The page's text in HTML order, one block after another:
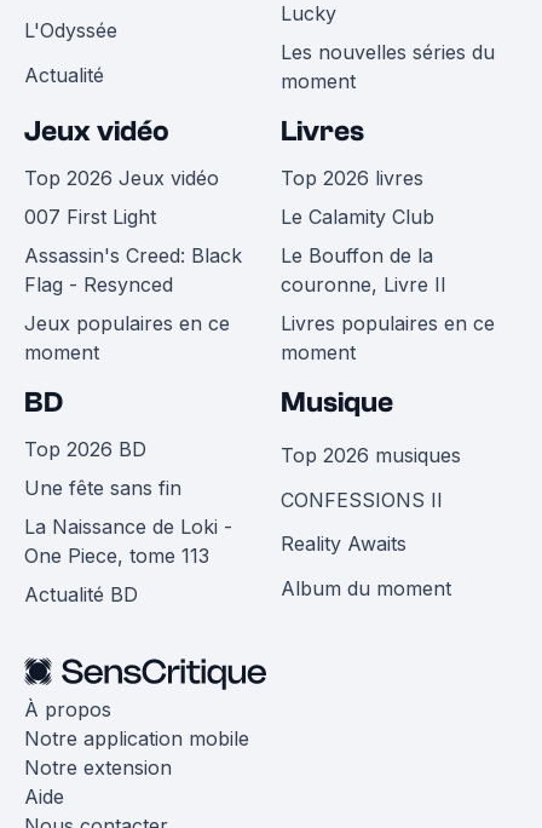
L'Odyssée
Actualité
Lucky
Les nouvelles séries du
moment
Jeux vidéo
Top 2026 Jeux vidéo
007 First Light
Assassin's Creed: Black
Flag - Resynced
Jeux populaires en ce
moment
Livres
Top 2026 livres
Le Calamity Club
Le Bouffon de la
couronne, Livre II
Livres populaires en ce
moment
BD
Top 2026 BD
Une fête sans fin
La Naissance de Loki -
One Piece, tome 113
Actualité BD
Musique
Top 2026 musiques
CONFESSIONS II
Reality Awaits
Album du moment
À propos
Notre application mobile
Notre extension
Aide